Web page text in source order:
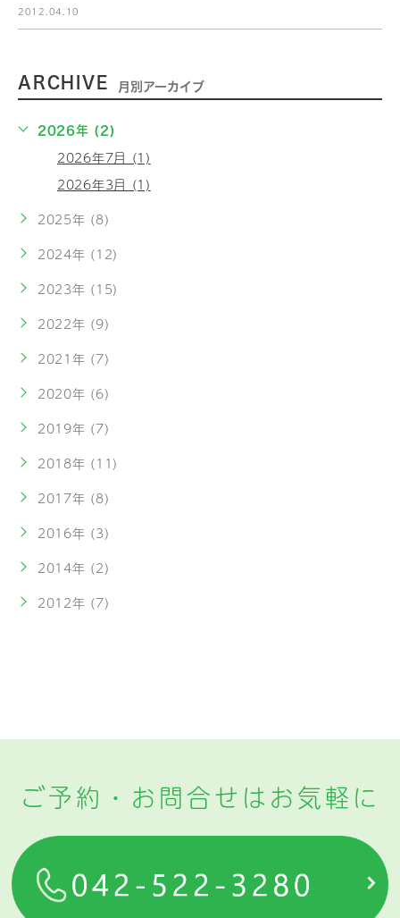
2012.04.10
ARCHIVE 月別アーカイブ
2026年 (2)
2026年7月 (1)
2026年3月 (1)
2025年 (8)
2024年 (12)
2023年 (15)
2022年 (9)
2021年 (7)
2020年 (6)
2019年 (7)
2018年 (11)
2017年 (8)
2016年 (3)
2014年 (2)
2012年 (7)
ご予約・お問合せはお気軽に